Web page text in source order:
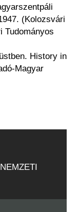
(Kolozsvári
Tudományos
History in
Magyar